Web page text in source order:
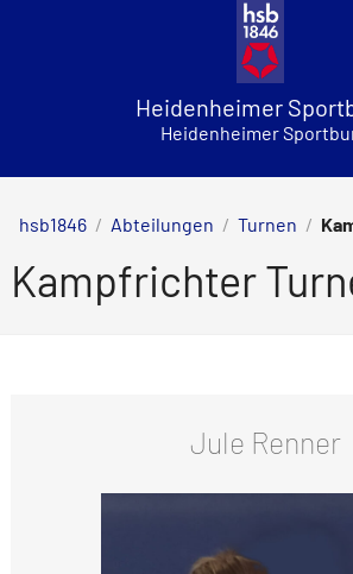
Heidenheimer
Heidenheimer
hsb1846 / Abteilungen / Turnen /
Kampfrichter
Jule Renner